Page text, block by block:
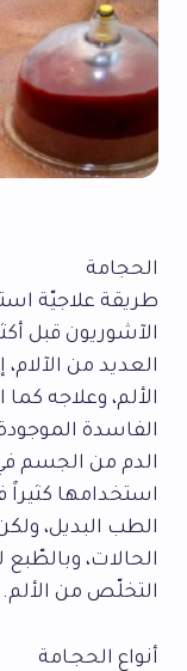
الحجامة
طريقة علاجيّة
الآشوريون قبل
العديد من
الألم، وعلاجه
الفاسدة
الدم من الجسم
استخدامها كثيراً
الطب البديل،
الحالات، وبالطّبع
التخلّص من الألم.
أنواع الحجـامة